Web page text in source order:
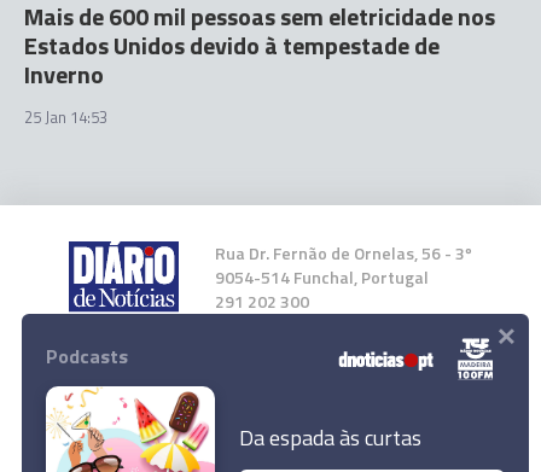
Mais de 600 mil pessoas sem eletricidade nos
Estados Unidos devido à tempestade de
Inverno
25 Jan 14:53
Rua Dr. Fernão de Ornelas, 56 - 3º
9054-514 Funchal, Portugal
291 202 300
Instale a nossa App
Podcasts
Da espada às curtas
×